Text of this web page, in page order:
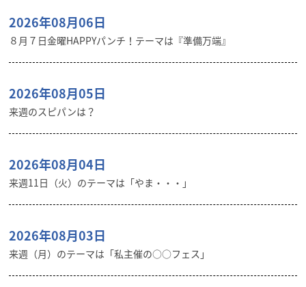
2026年08月06日
８月７日金曜HAPPYパンチ！テーマは『準備万端』
2026年08月05日
来週のスピパンは？
2026年08月04日
来週11日（火）のテーマは「やま・・・」
2026年08月03日
来週（月）のテーマは「私主催の○○フェス」